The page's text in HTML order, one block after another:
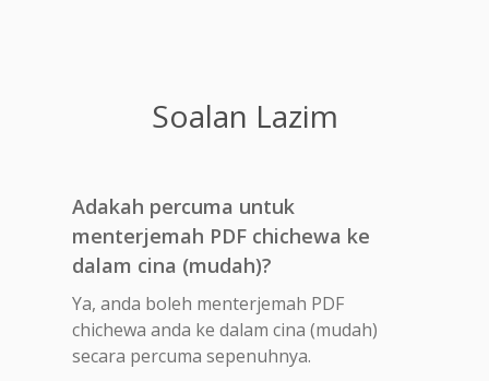
Soalan Lazim
Adakah percuma untuk
menterjemah PDF chichewa ke
dalam cina (mudah)?
Ya, anda boleh menterjemah PDF
chichewa anda ke dalam cina (mudah)
secara percuma sepenuhnya.